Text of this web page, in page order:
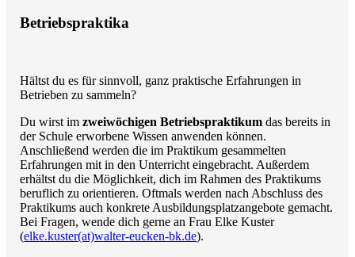
Betriebspraktika
Hältst du es für sinnvoll, ganz praktische Erfahrungen in
Betrieben zu sammeln?
Du wirst imzweiwöchigen Betriebspraktikum das bereits in
der Schule erworbene Wissen anwenden können.
Anschließend werden die im Praktikum gesammelten
Erfahrungen mit in den Unterricht eingebracht. Außerdem
erhältst du die Möglichkeit, dich im Rahmen des Praktikums
beruflich zu orientieren. Oftmals werden nach Abschluss des
Praktikums auch konkrete Ausbildungsplatzangebote gemacht.
Bei Fragen, wende dich gerne an Frau Elke Kuster
(elke.kuster(at)walter-eucken-bk.de).